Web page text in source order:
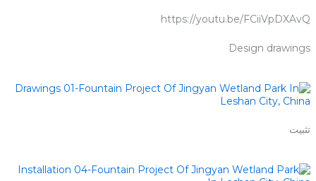
https://youtu.be/FCiiVpDXAvQ
Design drawings
تثبيت